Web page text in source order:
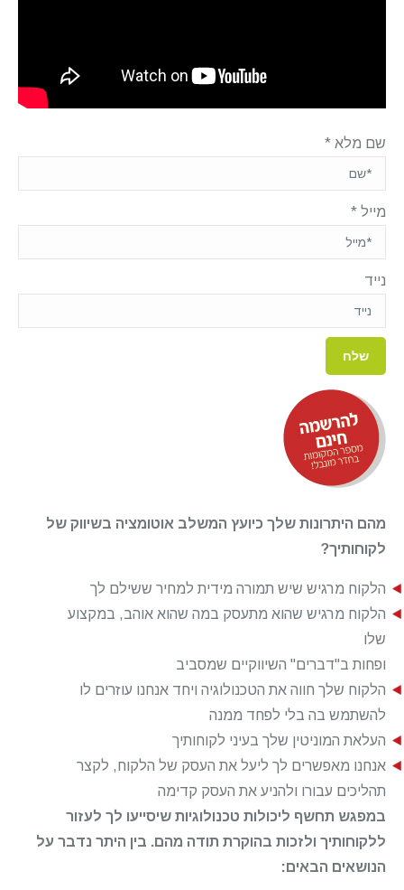
שם מלא *
מייל *
נייד
מהם היתרונות שלך כיועץ המשלב אוטומציה בשיווק של
לקוחותיך?
הלקוח מרגיש שיש תמורה מידית למחיר ששילם לך
הלקוח מרגיש שהוא מתעסק במה שהוא אוהב, במקצוע
שלו
ופחות ב"דברים" השיווקיים שמסביב
הלקוח שלך חווה את הטכנולוגיה ויחד אנחנו עוזרים לו
להשתמש בה בלי לפחד ממנה
העלאת המוניטין שלך בעיני לקוחותיך
אנחנו מאפשרים לך ליעל את העסק של הלקוח, לקצר
תהליכים עבורו ולהניע את העסק קדימה
במפגש תחשף ליכולות טכנולוגיות שיסייעו לך לעזור
ללקוחותיך ולזכות בהוקרת תודה מהם. בין היתר נדבר על
הנושאים הבאים: